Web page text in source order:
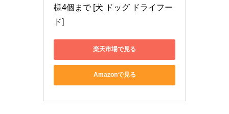
様4個まで [犬 ドッグ ドライフー
ド]
楽天市場で見る
Amazonで見る